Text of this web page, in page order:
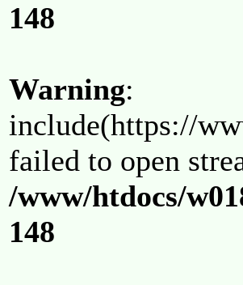
148
Warning:
include(https://
failed to open
/www/htdocs/
148